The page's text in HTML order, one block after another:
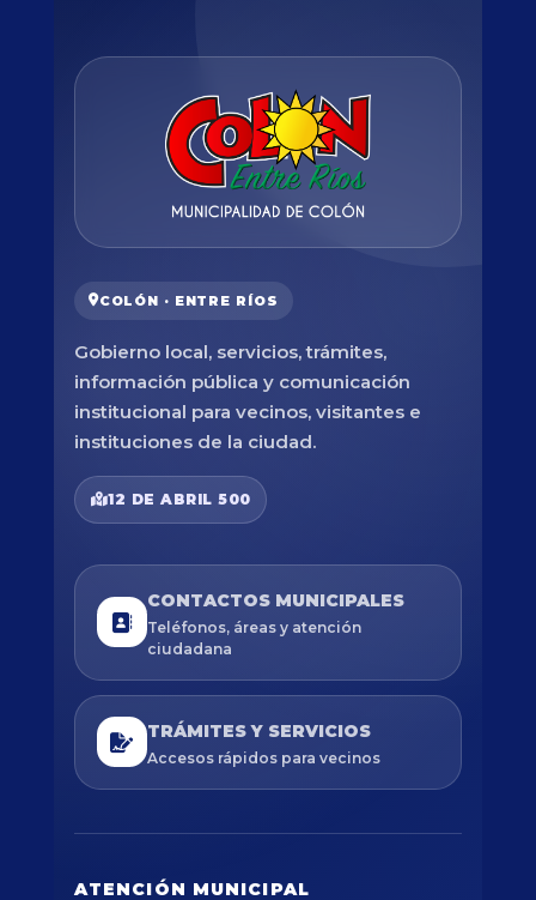
COLÓN · ENTRE RÍOS
Gobierno local, servicios, trámites,
información pública y comunicación
institucional para vecinos, visitantes e
instituciones de la ciudad.
12 DE ABRIL 500
CONTACTOS MUNICIPALES
Teléfonos, áreas y atención
ciudadana
TRÁMITES Y SERVICIOS
Accesos rápidos para vecinos
ATENCIÓN MUNICIPAL